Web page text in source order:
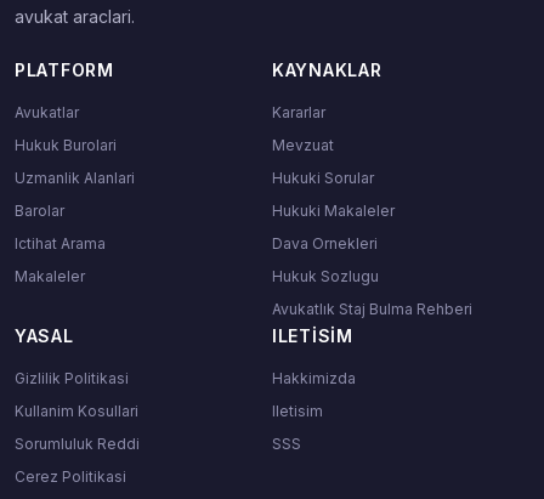
avukat araclari.
PLATFORM
Avukatlar
Hukuk Burolari
Uzmanlik Alanlari
Barolar
Ictihat Arama
Makaleler
KAYNAKLAR
Kararlar
Mevzuat
Hukuki Sorular
Hukuki Makaleler
Dava Ornekleri
Hukuk Sozlugu
Avukatlık Staj Bulma Rehberi
YASAL
Gizlilik Politikasi
Kullanim Kosullari
Sorumluluk Reddi
Cerez Politikasi
ILETISIM
Hakkimizda
Iletisim
SSS